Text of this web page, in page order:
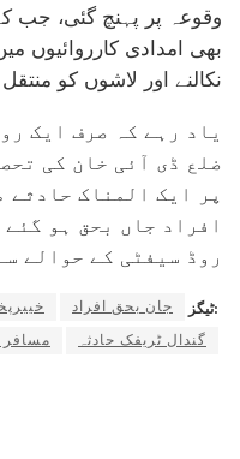
وقوعہ پر پہنچ گئی، جب
بھی امدادی کارروائیوں
نکالنے اور لاشوں کو
یاد رہے کہ صرف ایک
ضلع ڈی آئی خان کی
پر ایک المناک حادثے
افراد جاں بحق ہو
روڈ سیفٹی کے حوالے
ٹیگز: جان بحق افراد
گندال ٹریفک حادثہ
مسافر